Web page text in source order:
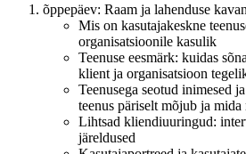
õppepäev: Raam ja lahenduse
Mis on kasutajakeskne
organisatsioonile kasulik
Teenuse eesmärk: kuidas
klient ja organisatsioon
Teenusega seotud inimesed
teenus päriselt mõjub ja mida
Lihtsad kliendiuuringud:
järeldused